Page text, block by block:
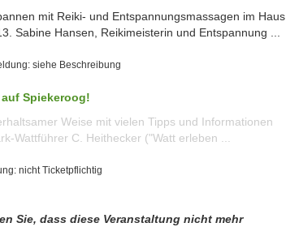
mit Reiki- und Entspannungsmassagen im Haus
Sabine Hansen, Reikimeisterin und Entspannung ...
siehe Beschreibung
Spiekeroog!
Weise mit vielen Tipps und Informationen
Wattführer C. Heithecker ("Watt erleben ...
nicht Ticketpflichtig
Sie, dass diese Veranstaltung nicht mehr